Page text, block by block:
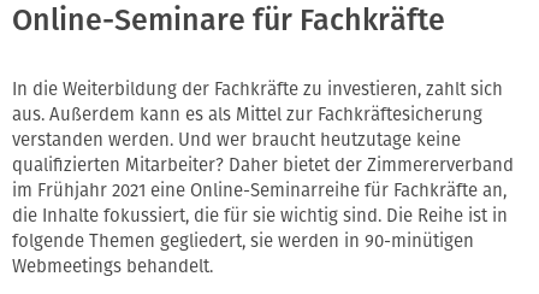
Online-Seminare für Fachkräfte
In die Weiterbildung der Fachkräfte zu investieren, zahlt sich
aus. Außerdem kann es als Mittel zur Fachkräftesicherung
verstanden werden. Und wer braucht heutzutage keine
qualifizierten Mitarbeiter? Daher bietet der Zimmererverband
im Frühjahr 2021 eine Online-Seminarreihe für Fachkräfte an,
die Inhalte fokussiert, die für sie wichtig sind. Die Reihe ist in
folgende Themen gegliedert, sie werden in 90-minütigen
Webmeetings behandelt.